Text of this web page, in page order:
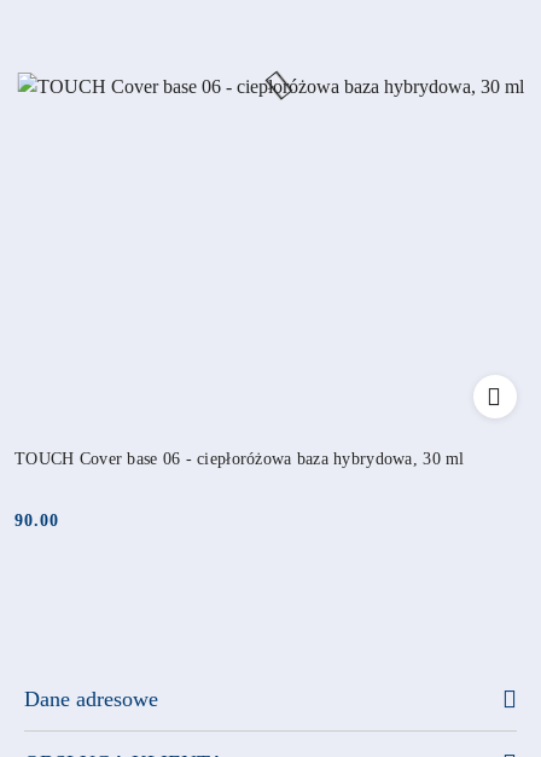
TOUCH Cover base 06 - ciepłoróżowa baza hybrydowa, 30 ml
Cena:
90.00
Dane adresowe